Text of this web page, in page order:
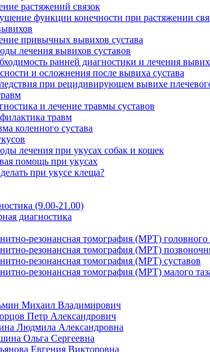
растяжений связок
функции конечности при растяжении
привычных вывихов сустава
лечения вывихов суставов
ранней диагностики и лечения
и осложнения после вывиха сустава
при рецидивирующем вывихе
и лечение травмы суставов
травм
коленного сустава
лечения при укусах собак и кошек
помощь при укусах
при укусе клеща?
(9.00-21.00)
диагностика
резонансная томография (МРТ) головного
резонансная томография (МРТ)
резонансная томография (МРТ) суставов
резонансная томография (МРТ) малого
Михаил Владимирович
Петр Александрович
Людмила Александровна
Ольга Сергеевна
Евгения Викторовна